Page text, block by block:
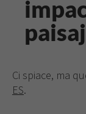
Ci spiace, ma
ES.